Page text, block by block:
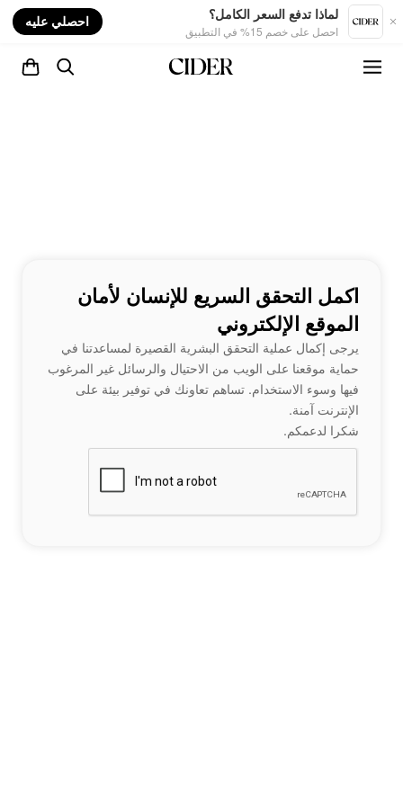
لماذا تدفع السعر الكامل؟
احصل على خصم 15% في التطبيق
احصلي عليه
اكمل التحقق السريع للإنسان لأمان
الموقع الإلكتروني
يرجى إكمال عملية التحقق البشرية القصيرة لمساعدتنا في
حماية موقعنا على الويب من الاحتيال والرسائل غير المرغوب
فيها وسوء الاستخدام. تساهم تعاونك في توفير بيئة على
الإنترنت آمنة.
شكرا لدعمكم.